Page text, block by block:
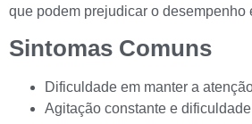
que podem prejudicar o desempenho
Sintomas Comuns
Dificuldade em manter a
Agitação constante e